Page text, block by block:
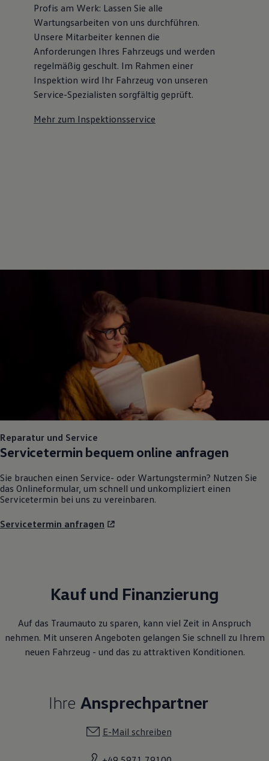
Profis am Werk: Lassen Sie alle
Wartungsarbeiten von uns durchführen.
Unsere Mitarbeiter kennen die
Anforderungen Ihres Fahrzeugs und werden
regelmäßig geschult. Im Rahmen einer
Inspektion wird Ihr Fahrzeug von unseren
Service-Spezialisten sorgfältig geprüft.
Mehr zum Inspektionsservice
Reparatur und Service
Servicetermin bequem online anfragen
Sie brauchen einen Service- oder Wartungstermin? Nutzen Sie
das Onlineformular, um schnell und unkompliziert einen
Servicetermin bei uns zu vereinbaren.
nehmen. Mit unseren Angeboten gelangen Sie schnell zu Ihrem
neuen Fahrzeug - und das zu attraktiven Konditionen.